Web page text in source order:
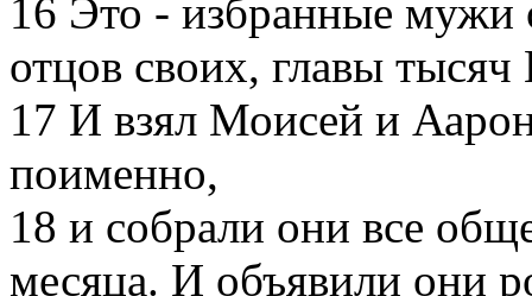
16 Это - избранные мужи
отцов своих, главы
17 И взял Моисей и
поименно,
18 и собрали они все
месяца. И объявили они